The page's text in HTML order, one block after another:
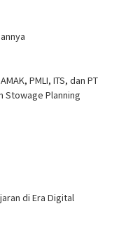
PMLI, ITS, dan PT
Stowage Planning
di Era Digital